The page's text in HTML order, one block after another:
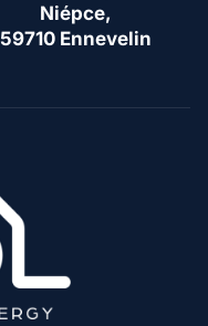
Niépce,
59710 Ennevelin